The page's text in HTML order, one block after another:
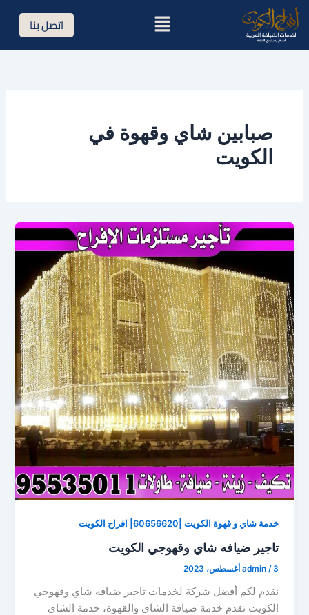
تخطي
إلى
المحتوى
القائمة اتصل بنا
صبابين شاي وقهوة في
الكويت
خدمة شاي و قهوة الكويت |60656620| افراح الكويت
تاجير ضيافه شاي وقهوجي الكويت
admin /3 أغسطس، 2023
نقدم لكم أفضل شركة لخدمات تاجير ضيافه شاي وقهوجي
الكويت تقدم خدمة ضيافة الشاي والقهوة، خدمة الشاي